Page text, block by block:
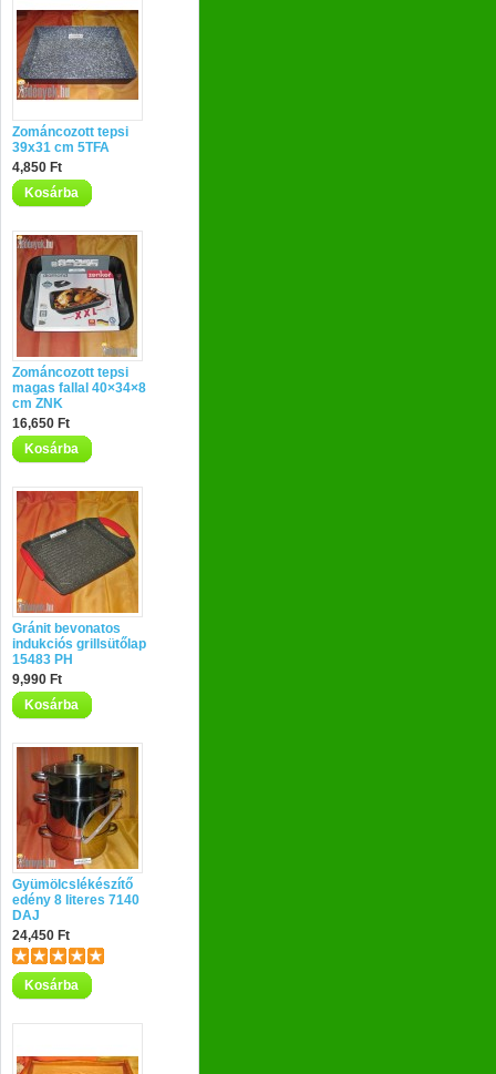
Zománcozott tepsi
39x31 cm 5TFA
4,850 Ft
Kosárba
Zománcozott tepsi
magas fallal 40×34×8
cm ZNK
16,650 Ft
Kosárba
Gránit bevonatos
indukciós grillsütőlap
15483 PH
9,990 Ft
Kosárba
Gyümölcslékészítő
edény 8 literes 7140
DAJ
24,450 Ft
Kosárba